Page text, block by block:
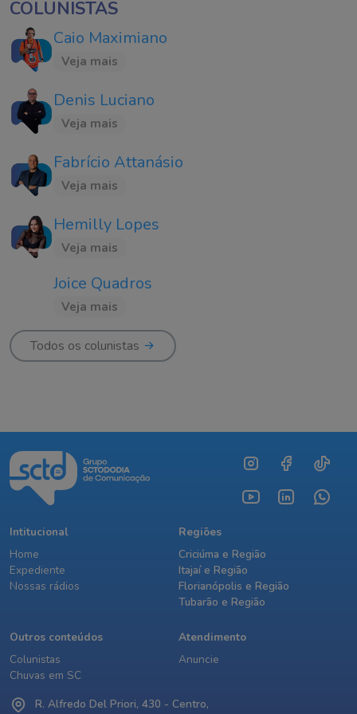
COLUNISTAS
Caio Maximiano
Veja mais
Denis Luciano
Veja mais
Fabrício Attanásio
Veja mais
Hemilly Lopes
Veja mais
Joice Quadros
Veja mais
Todos os colunistas
Intitucional
Home
Expediente
Nossas rádios
Regiões
Criciúma e Região
Itajaí e Região
Florianópolis e Região
Tubarão e Região
Outros conteúdos
Colunistas
Chuvas em SC
Atendimento
Anuncie
R. Alfredo Del Priori, 430 - Centro,